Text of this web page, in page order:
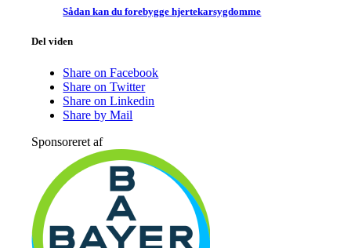
Sådan kan du forebygge hjertekar­sygdomme
Del viden
Share on Facebook
Share on Twitter
Share on Linkedin
Share by Mail
Sponsoreret af